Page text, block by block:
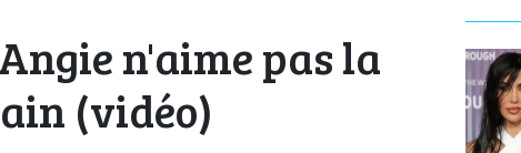
n'aime pas la
(vidéo)